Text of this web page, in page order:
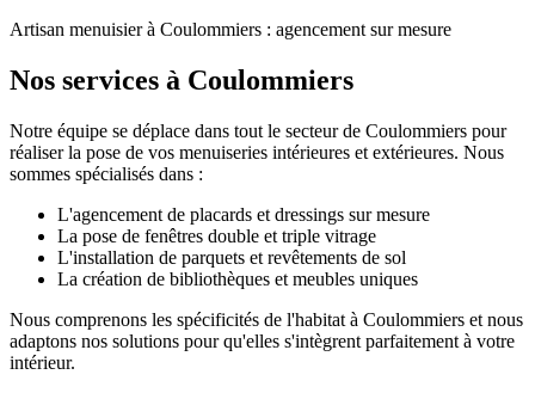
Artisan menuisier à Coulommiers : agencement sur mesure
Nos services à Coulommiers
Notre équipe se déplace dans tout le secteur de Coulommiers pour
réaliser la pose de vos menuiseries intérieures et extérieures. Nous
sommes spécialisés dans :
L'agencement de placards et dressings sur mesure
La pose de fenêtres double et triple vitrage
L'installation de parquets et revêtements de sol
La création de bibliothèques et meubles uniques
Nous comprenons les spécificités de l'habitat à Coulommiers et nous
adaptons nos solutions pour qu'elles s'intègrent parfaitement à votre
intérieur.